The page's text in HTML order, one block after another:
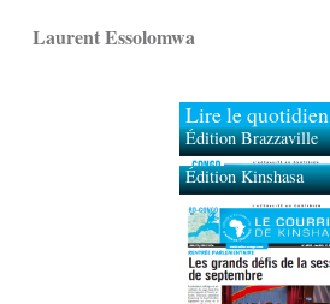
Laurent Essolomwa
Lire le quotidien
Édition Brazzaville
Édition Kinshasa